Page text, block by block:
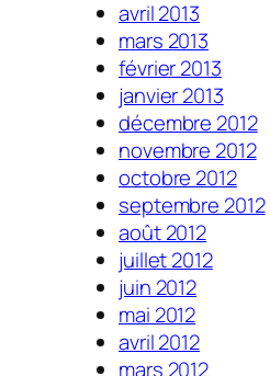
avril 2013
mars 2013
février 2013
janvier 2013
décembre 2012
novembre 2012
octobre 2012
septembre 2012
août 2012
juillet 2012
juin 2012
mai 2012
avril 2012
mars 2012